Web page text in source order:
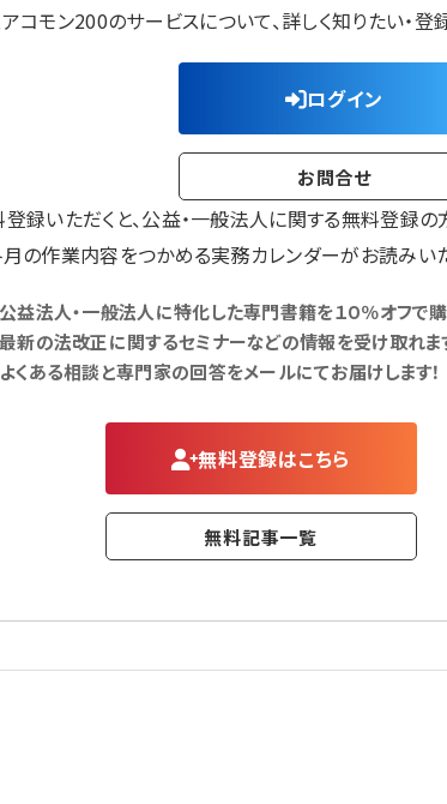
コモン200のサービスについて、詳しく知りたい・登
ログイン
お問合せ
録いただくと、公益・一般法人に関する無料登録
の作業内容をつかめる実務カレンダーがお読みい
益法人・一般法人に特化した専門書籍を１０％オフで購
新の法改正に関するセミナーなどの情報を受け取れま
くある相談と専門家の回答をメールにてお届けします！
無料登録はこちら
無料記事一覧